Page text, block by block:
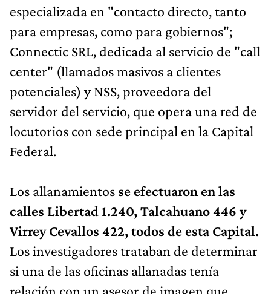
especializada en "contacto directo, tanto
para empresas, como para gobiernos";
Connectic SRL, dedicada al servicio de "call
center" (llamados masivos a clientes
potenciales) y NSS, proveedora del
servidor del servicio, que opera una red de
locutorios con sede principal en la Capital
Federal.
Los allanamientos se efectuaron en las
calles Libertad 1.240, Talcahuano 446 y
Virrey Cevallos 422, todos de esta Capital.
Los investigadores trataban de determinar
si una de las oficinas allanadas tenía
relación con un asesor de imagen que